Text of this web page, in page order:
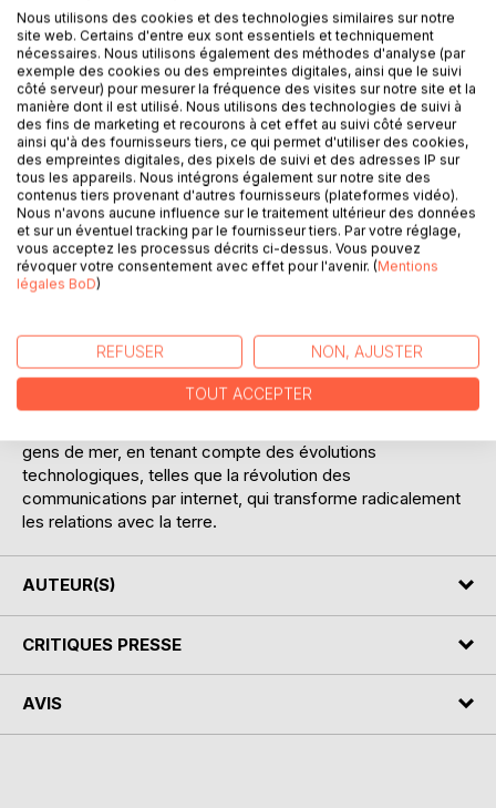
Ajouter à ma liste d'envies
Laisser un avis
DESCRIPTION
Le métier de marin est plus qu'un métier, c'est une vie.
souvent dangereux, impacte évidemment le psychisme de
ces hommes et de ces femmes, allant de l'ennui des
quarts monotones aux situations de stress aigu en cas de
danger.
gens de mer, en tenant compte des évolutions
technologiques, telles que la révolution des
communications par internet, qui transforme radicalement
les relations avec la terre.
AUTEUR(S)
CRITIQUES PRESSE
AVIS
Nous utilisons des cookies et des technologies similaires sur notre
site web. Certains d'entre eux sont essentiels et techniquement
nécessaires. Nous utilisons également des méthodes d'analyse (par
exemple des cookies ou des empreintes digitales, ainsi que le suivi
côté serveur) pour mesurer la fréquence des visites sur notre site et la
manière dont il est utilisé. Nous utilisons des technologies de suivi à
des fins de marketing et recourons à cet effet au suivi côté serveur
ainsi qu'à des fournisseurs tiers, ce qui permet d'utiliser des cookies,
des empreintes digitales, des pixels de suivi et des adresses IP sur
tous les appareils. Nous intégrons également sur notre site des
contenus tiers provenant d'autres fournisseurs (plateformes vidéo).
Nous n'avons aucune influence sur le traitement ultérieur des données
et sur un éventuel tracking par le fournisseur tiers. Par votre réglage,
vous acceptez les processus décrits ci-dessus. Vous pouvez
révoquer votre consentement avec effet pour l'avenir. (Mentions
légales BoD)
REFUSER NON, AJUSTER
TOUT ACCEPTER